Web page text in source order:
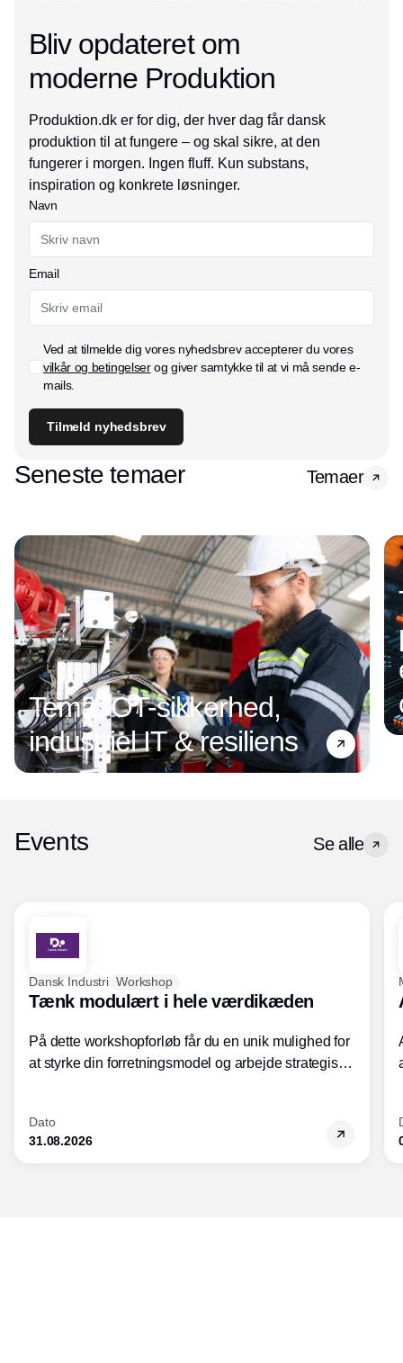
Bliv opdateret om
moderne Produktion
Produktion.dk er for dig, der hver dag får dansk
produktion til at fungere – og skal sikre, at den
fungerer i morgen. Ingen fluff. Kun substans,
inspiration og konkrete løsninger.
Navn
Email
Ved at tilmelde dig vores nyhedsbrev accepterer du vores
vilkår og betingelserog giver samtykke til at vi må sende e-
mails.
Tilmeld nyhedsbrev
Seneste temaer Temaer
Tema: OT-sikkerhed,
industriel IT & resiliens
Events Se alle
Dansk Industri Workshop
Tænk modulært i hele værdikæden
På dette workshopforløb får du en unik mulighed for
at styrke din forretningsmodel og arbejde strategisk
Dato
31.08.2026